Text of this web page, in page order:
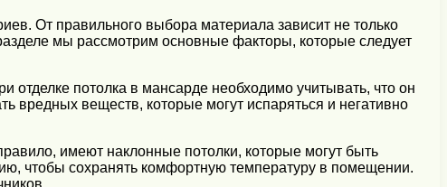
От правильного выбора материала зависит не только
мы рассмотрим основные факторы, которые следует
потолка в мансарде необходимо учитывать, что он
вредных веществ, которые могут испаряться и негативно
имеют наклонные потолки, которые могут быть
чтобы сохранять комфортную температуру в помещении.